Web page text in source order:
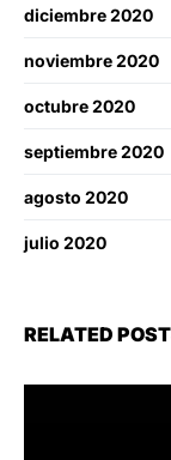
diciembre 2020
noviembre 2020
octubre 2020
septiembre 2020
agosto 2020
julio 2020
RELATED